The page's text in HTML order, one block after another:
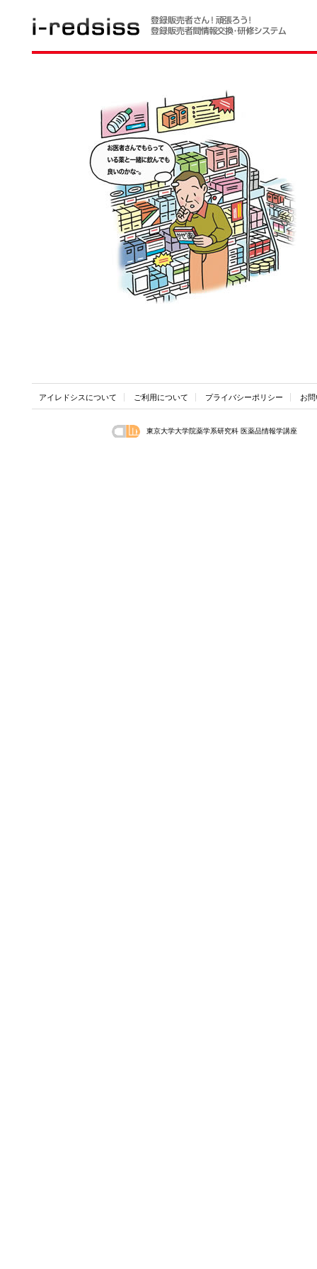
アイレドシスについて ご利用について プライバシーポリシー お
東京大学大学院薬学系研究科 医薬品情報学講座